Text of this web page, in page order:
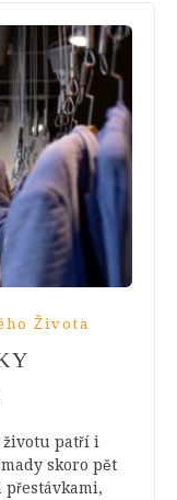
Života
životu patří i
skoro pět